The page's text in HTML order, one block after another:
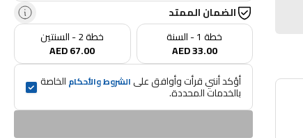
الضمان الممتد
خطة 1 - السنة
AED 33.00
خطة 2 - السنتين
AED 67.00
أؤكد أنني قرأت وأوافق على الشروط والأحكام الخاصة
بالخدمات المحددة.